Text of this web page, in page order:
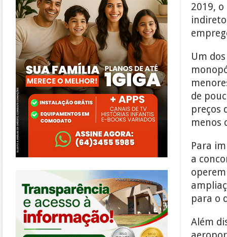
2019,
Um
de
preços
menos
Para
a
para o
Além
https://morrinhos.go.leg.br/